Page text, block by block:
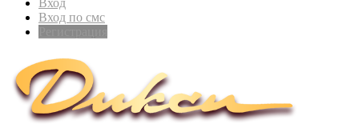
Вход
Вход по смс